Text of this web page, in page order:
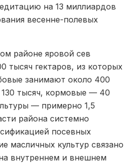
на 13 миллиардов
весенне-полевых
районе яровой сев
тысяч гектаров, из которых
занимают около 400
тысяч, кормовые — 40
— примерно 1,5
района системно
посевных
масличных культур связано
внутреннем и внешнем